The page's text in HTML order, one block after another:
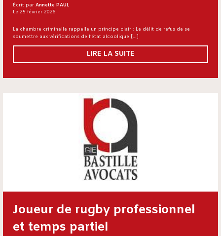
Écrit par Annette PAUL
Le 25 février 2026
La chambre criminelle rappelle un principe clair : Le délit de refus de se
soumettre aux vérifications de l’état alcoolique […]
LIRE LA SUITE
Joueur de rugby professionnel
et temps partiel